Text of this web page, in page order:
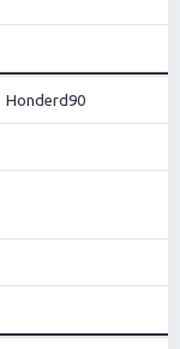
Honderd90